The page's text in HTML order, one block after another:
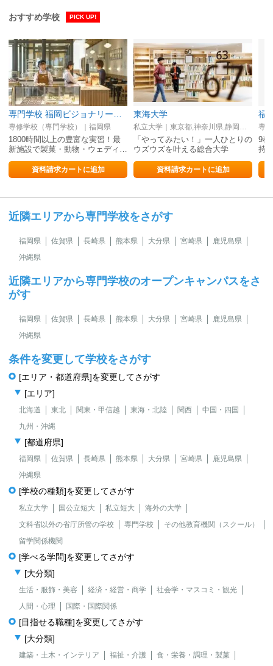
おすすめ学校 PICK UP!
専修学校（専門学校）｜福岡県
1800時間以上の豊富な実習！最
新施設で製菓・動物・ウェディ…
資料請求カートに追加
東海大学
私立大学｜東京都,神奈川県,静岡県,熊本県,北海道
「やってみたい！」一人ひとりの
ウズウズを叶える総合大学
資料請求カートに追加
福
専
9種
持
近隣エリアから専門学校をさがす
福岡県 佐賀県 長崎県 熊本県 大分県 宮崎県
鹿児島県
沖縄県
近隣エリアから専門学校のオープンキャンパスをさ
がす
福岡県 佐賀県 長崎県 熊本県 大分県 宮崎県
鹿児島県
沖縄県
条件を変更して学校をさがす
[エリア・都道府県]を変更してさがす
[エリア]
北海道 東北 関東・甲信越 東海・北陸 関西
中国・四国
九州・沖縄
[都道府県]
福岡県 佐賀県 長崎県 熊本県 大分県 宮崎県
鹿児島県
沖縄県
[学校の種類]を変更してさがす
私立大学 国公立短大 私立短大
海外の大学
文科省以外の省庁所管の学校
専門学校
その他教育機関（スクール）
留学関係機関
[学べる学問]を変更してさがす
[大分類]
生活・服飾・美容 経済・経営・商学
社会学・マスコミ・観光
人間・心理
国際・国際関係
[目指せる職種]を変更してさがす
[大分類]
建築・土木・インテリア 福祉・介護
食・栄養・調理・製菓